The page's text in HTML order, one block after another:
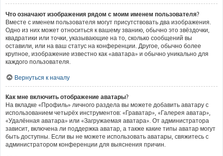
Что означают изображения рядом с моим именем пользователя?
Вместе с именем пользователя могут присутствовать два изображения.
Одно из них может относиться к вашему званию, обычно это звёздочки,
квадратики или точки, указывающие на то, сколько сообщений вы
оставили, или на ваш статус на конференции. Другое, обычно более
крупное, изображение известно как «аватара» и обычно уникально для
каждого пользователя.
Вернуться к началу
Как мне включить отображение аватары?
На вкладке «Профиль» личного раздела вы можете добавить аватару с
использованием четырёх инструментов: «Граватар», «Галерея аватар»,
«Удалённая аватара» или «Загружаемая аватара». От администратора
зависит, включена ли поддержка аватар, а также какие типы аватар могут
быть доступны. Если вы не можете использовать аватары, свяжитесь с
администратором конференции для выяснения причин.